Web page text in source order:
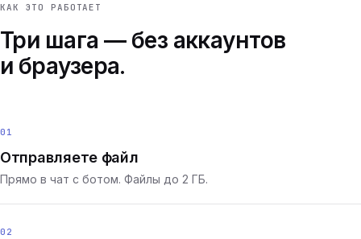
КАК ЭТО РАБОТАЕТ
Три шага — без аккаунтов
и браузера.
01
Отправляете файл
Прямо в чат с ботом. Файлы до 2 ГБ.
02